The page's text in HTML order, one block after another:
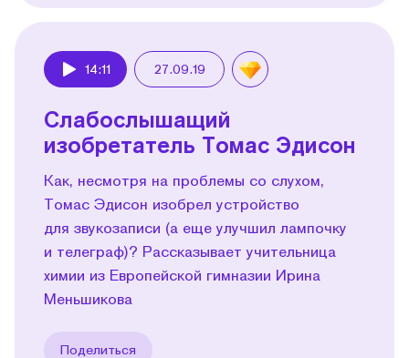
14:11 27.09.19
Слабослышащий
изобретатель Томас Эдисон
Как, несмотря на проблемы со слухом,
Томас Эдисон изобрел устройство
для звукозаписи (а еще улучшил лампочку
и телеграф)? Рассказывает учительница
химии из Европейской гимназии Ирина
Меньшикова
Поделиться